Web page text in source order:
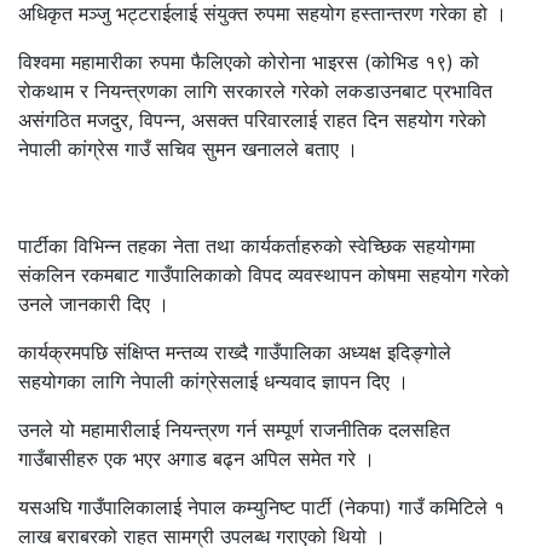
अधिकृत मञ्जु भट्टराईलाई संयुक्त रुपमा सहयोग हस्तान्तरण गरेका हो ।
विश्वमा महामारीका रुपमा फैलिएको कोरोना भाइरस (कोभिड १९) को
रोकथाम र नियन्त्रणका लागि सरकारले गरेको लकडाउनबाट प्रभावित
असंगठित मजदुर, विपन्न, असक्त परिवारलाई राहत दिन सहयोग गरेको
नेपाली कांग्रेस गाउँ सचिव सुमन खनालले बताए ।
पार्टीका विभिन्न तहका नेता तथा कार्यकर्ताहरुको स्वेच्छिक सहयोगमा
संकलिन रकमबाट गाउँपालिकाको विपद व्यवस्थापन कोषमा सहयोग गरेको
उनले जानकारी दिए ।
कार्यक्रमपछि संक्षिप्त मन्तव्य राख्दै गाउँपालिका अध्यक्ष इदिङ्गोले
सहयोगका लागि नेपाली कांग्रेसलाई धन्यवाद ज्ञापन दिए ।
उनले यो महामारीलाई नियन्त्रण गर्न सम्पूर्ण राजनीतिक दलसहित
गाउँबासीहरु एक भएर अगाड बढ्न अपिल समेत गरे ।
यसअघि गाउँपालिकालाई नेपाल कम्युनिष्ट पार्टी (नेकपा) गाउँ कमिटिले १
लाख बराबरको राहत सामग्री उपलब्ध गराएको थियो ।